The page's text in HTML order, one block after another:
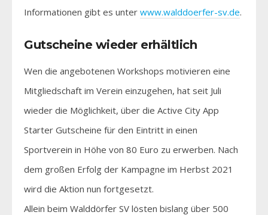
Informationen gibt es unter www.walddoerfer-sv.de.
Gutscheine wieder erhältlich
Wen die angebotenen Workshops motivieren eine
Mitgliedschaft im Verein einzugehen, hat seit Juli
wieder die Möglichkeit, über die Active City App
Starter Gutscheine für den Eintritt in einen
Sportverein in Höhe von 80 Euro zu erwerben. Nach
dem großen Erfolg der Kampagne im Herbst 2021
wird die Aktion nun fortgesetzt.
Allein beim Walddörfer SV lösten bislang über 500